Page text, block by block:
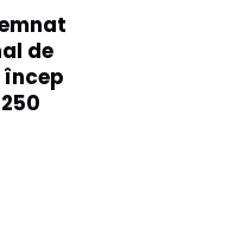
de
încep